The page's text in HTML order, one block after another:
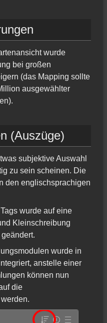
wurde
bei großen
(das Mapping sollte
ausgewählter
(Auszüge)
subjektive Auswahl
zu sein scheinen. Die
den englischsprachigen
wurde auf eine
Kleinschreibung
wurde in
anstelle einer
können nun
die